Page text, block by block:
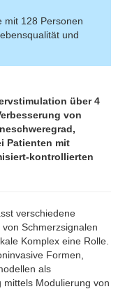
mit 128 Personen
und
über 4
von
Patienten mit
kontrollierten
verschiedene
Schmerzsignalen
Komplex eine Rolle.
Formen,
als
Modulierung von